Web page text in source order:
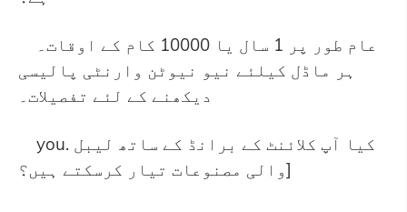
ہر ماڈل کیلئے نیو نیوٹن وارنٹی پالیسی
دیکھنے کے لئے تفصیلات۔
you. کیا آپ کلائنٹ کے برانڈ کے ساتھ لیبل
والی مصنوعات تیار کرسکتے ہیں؟]